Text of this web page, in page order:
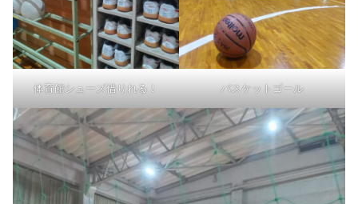
体育館シューズ借りれる！ バスケットゴール